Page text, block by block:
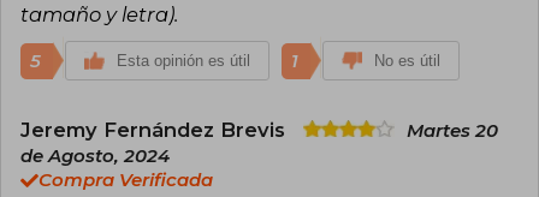
tamaño y letra).
5 Esta opinión es útil 1 No es útil
Jeremy Fernández Brevis
Martes 20
de Agosto, 2024
Compra Verificada